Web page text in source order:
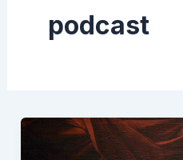
podcast